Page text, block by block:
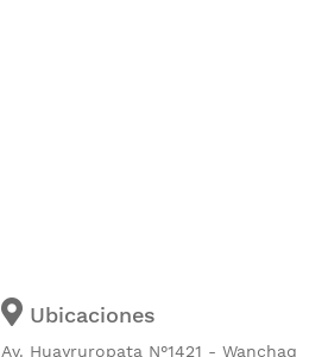
Ubicaciones
Av. Huayruropata N°1421 - Wanchaq